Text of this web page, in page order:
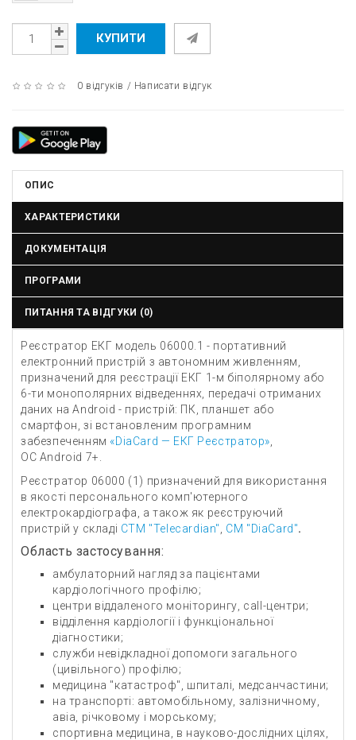
КУПИТИ
0 відгуків / Написати відгук
ОПИС
ХАРАКТЕРИСТИКИ
ДОКУМЕНТАЦІЯ
ПРОГРАМИ
ПИТАННЯ ТА ВІДГУКИ (0)
Реєстратор ЕКГ модель 06000.1 - портативний
електронний пристрій з автономним живленням,
призначений для реєстрації ЕКГ 1-м біполярному або
6-ти монополярних відведеннях, передачі отриманих
даних на Android - пристрій: ПК, планшет або
смартфон, зі встановленим програмним
забезпеченням «DiaCard — ЕКГ Реєстратор»
ОС Android 7+.
Реєстратор 06000 (1) призначений для використання
в якості персонального комп'ютерного
електрокардіографа, а також як реєструючий
пристрій у складі СТМ "Telecardian" СМ "DiaСard".
Область застосування:
амбулаторний нагляд за пацієнтами
кардіологічного профілю;
центри віддаленого моніторингу, call-центри;
відділення кардіології і функціональної
діагностики;
служби невідкладної допомоги загального
(цивільного) профілю;
медицина "катастроф", шпиталі, медсанчастини;
на транспорті: автомобільному, залізничному,
авіа, річковому і морському;
спортивна медицина, в науково-дослідних цілях,